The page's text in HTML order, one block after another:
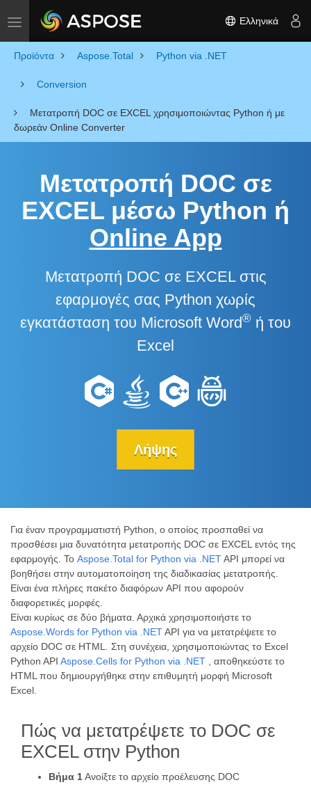
Toggle navigation Ελληνικά
Προϊόντα Aspose.Total Python via .NET
Conversion
Μετατροπή DOC σε EXCEL χρησιμοποιώντας Python ή με
δωρεάν Online Converter
Μετατροπή DOC σε
EXCEL μέσω Python ή
Online App
Μετατροπή DOC σε EXCEL στις
εφαρμογές σας Python χωρίς
εγκατάσταση του Microsoft Word® ή του
Excel
Λήψης
Για έναν προγραμματιστή Python, ο οποίος προσπαθεί να
προσθέσει μια δυνατότητα μετατροπής DOC σε EXCEL εντός της
εφαρμογής. Το Aspose.Total for Python via .NETAPI μπορεί να
βοηθήσει στην αυτοματοποίηση της διαδικασίας μετατροπής.
Είναι ένα πλήρες πακέτο διαφόρων API που αφορούν
διαφορετικές μορφές.
Είναι κυρίως σε δύο βήματα. Αρχικά χρησιμοποιήστε το
Aspose.Words for Python via .NETAPI για να μετατρέψετε το
αρχείο DOC σε HTML. Στη συνέχεια, χρησιμοποιώντας το Excel
Python API Aspose.Cells for Python via .NET , αποθηκεύστε το
HTML που δημιουργήθηκε στην επιθυμητή μορφή Microsoft
Excel.
Πώς να μετατρέψετε το DOC σε
EXCEL στην Python
Βήμα 1Ανοίξτε το αρχείο προέλευσης DOC